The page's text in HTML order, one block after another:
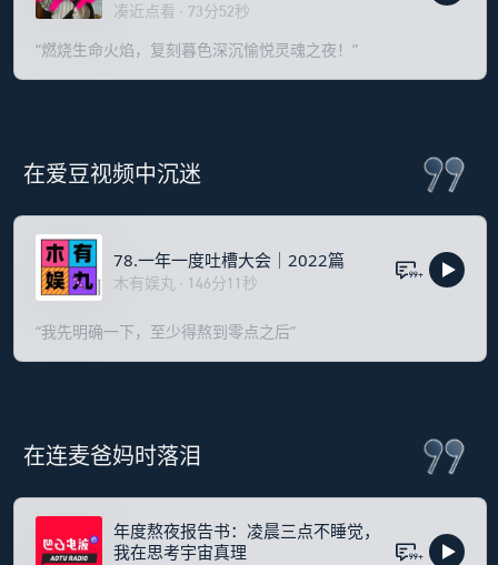
凑近点看 · 73分52秒
“燃烧生命火焰，复刻暮色深沉愉悦灵魂之夜！”
在爱豆视频中沉迷
78.一年一度吐槽大会｜2022篇
木有娱丸 · 146分11 秒 99+
“我先明确一下，至少得熬到零点之后”
在连麦爸妈时落泪
年度熬夜报告书：凌晨三点不睡觉，
我在思考宇宙真理
99+